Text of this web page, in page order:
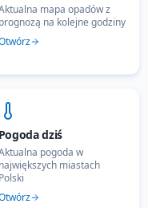
mapa opadów z
prognozą na kolejne godziny
Pogoda dziś
pogoda w
największych miastach
Polski